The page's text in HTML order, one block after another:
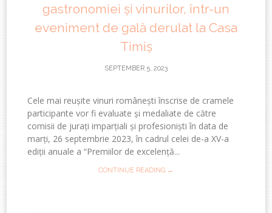
gastronomiei și vinurilor, într-un
eveniment de gală derulat la Casa
Timiș
SEPTEMBER 5, 2023
Cele mai reușite vinuri românești înscrise de cramele
participante vor fi evaluate și medaliate de către
comisii de jurați imparțiali și profesioniști în data de
marți, 26 septembrie 2023, în cadrul celei de-a XV-a
ediții anuale a “Premiilor de excelență...
CONTINUE READING →